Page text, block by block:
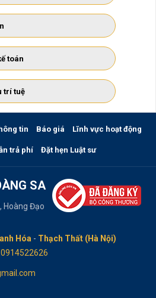
toán
trí tuệ
tin Báo giá Lĩnh vực hoạt động
trả phí Đặt hẹn Luật sư
SA
Hoàng Đạo
Hóa - Thạch Thất (Hà Nội)
0914522626